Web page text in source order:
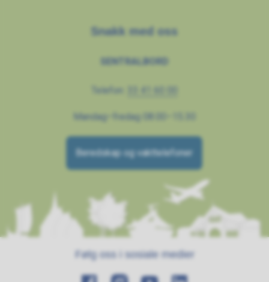
Snakk med oss
SENTRALBORD
Telefon:
Mandag–fredag 08.00–15.30
Beredskap og vakttelefoner
Følg oss i sosiale medier